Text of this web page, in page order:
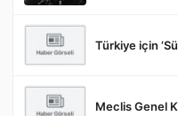
Türkiye için
Meclis Genel